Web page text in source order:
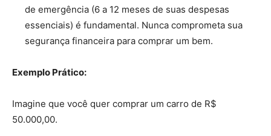
de emergência (6 a 12 meses de suas despesas
essenciais) é fundamental. Nunca comprometa sua
segurança financeira para comprar um bem.
Exemplo Prático:
Imagine que você quer comprar um carro de R$
50.000,00.